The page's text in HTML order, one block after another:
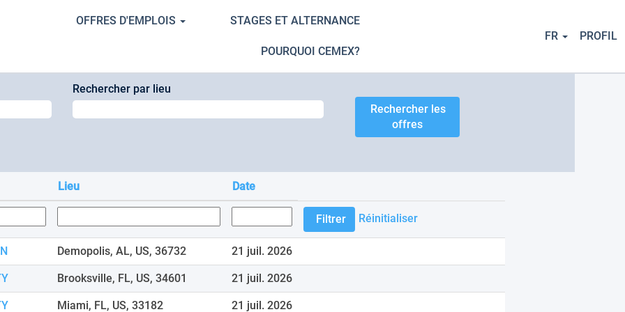
OFFRES D'EMPLOIS STAGES ET ALTERNANCE
POURQUOI CEMEX?
FR PROFIL
Rechercher par lieu
Lieu Date
Réinitialiser
Demopolis, AL, US, 36732 21 juil. 2026
Brooksville, FL, US, 34601 21 juil. 2026
Miami, FL, US, 33182 21 juil. 2026